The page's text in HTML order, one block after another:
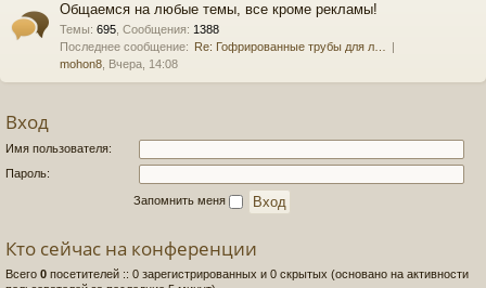
Общаемся на любые темы, все кроме рекламы!
Темы: 695 Сообщения: 1388
Последнее сообщение: Re: Гофрированные трубы для л…
mohon8 , Вчера, 14:08
Вход
Имя пользователя:
Пароль:
Запомнить меня
Кто сейчас на конференции
Всего 0 посетителей :: 0 зарегистрированных и 0 скрытых (основано на активности